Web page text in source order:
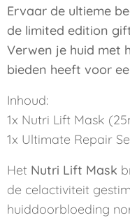
Ervaar de ultieme
de limited edition
Verwen je huid met
bieden heeft voor
Inhoud:
1x Nutri Lift Mask
1x Ultimate Repair
Het Nutri Lift Mask
de celactiviteit
huiddoorbloeding